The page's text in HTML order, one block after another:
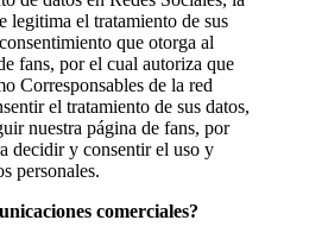
el tratamiento de sus
que otorga al
fans, por el cual autoriza que
Corresponsables de la red
el tratamiento de sus datos,
nuestra página de fans, por
decidir y consentir el uso y
personales.
comerciales?